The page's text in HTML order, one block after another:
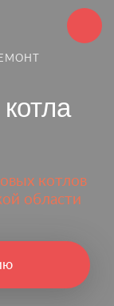
котлов
области